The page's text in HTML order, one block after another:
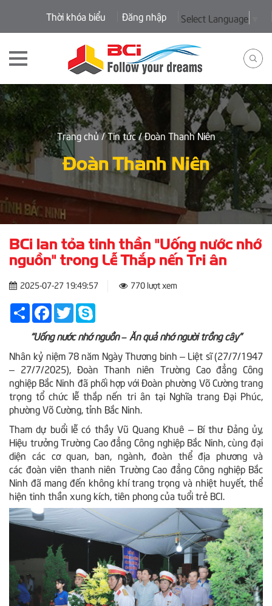
Thời khóa biểu Đăng nhập Select Language
Trang chủ/ Tin tức/ Đoàn Thanh Niên
Đoàn Thanh Niên
BCi lan tỏa tinh thần "Uống nước nhớ
nguồn" trong Lễ Thắp nến Tri ân
2025-07-27 19:49:57 770 lượt xem
ShareFacebook
Twitter
“Uống nước nhớ nguồn – Ăn quả nhớ người trồng cây”
Nhân kỷ niệm 78 năm Ngày Thương binh – Liệt sĩ (27/7/1947
– 27/7/2025), Đoàn Thanh niên Trường Cao đẳng Công
nghiệp Bắc Ninh đã phối hợp với Đoàn phường Võ Cường trang
trọng tổ chức lễ thắp nến tri ân tại Nghĩa trang Đại Phúc,
phường Võ Cường, tỉnh Bắc Ninh.
Tham dự buổi lễ có thầy Vũ Quang Khuê – Bí thư Đảng ủy,
Hiệu trưởng Trường Cao đẳng Công nghiệp Bắc Ninh, cùng đại
diện các cơ quan, ban, ngành, đoàn thể địa phương và
các đoàn viên thanh niên Trường Cao đẳng Công nghiệp Bắc
Ninh đã mang đến không khí trang trọng và nhiệt huyết, thể
hiện tinh thần xung kích, tiên phong của tuổi trẻ BCI.